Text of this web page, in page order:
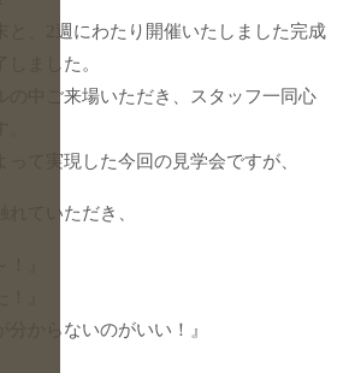
と、2週にわたり開催いたしました完成
しました。
の中ご来場いただき、スタッフ一同心
って実現した今回の見学会ですが、
れていただき、
分からないのがいい！』